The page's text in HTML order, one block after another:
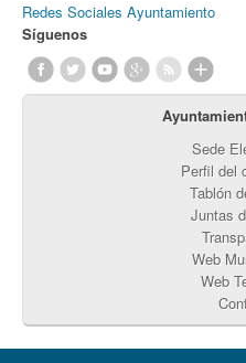
Redes Sociales Ayuntamiento
Síguenos
Sede
Perfil del
Tablón
Juntas
Web
Web